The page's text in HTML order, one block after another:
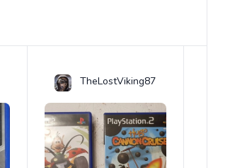
TheLostViking87